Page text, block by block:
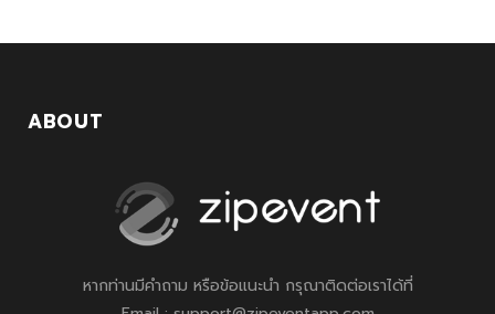
ABOUT
หากท่านมีคำถาม หรือข้อแนะนำ กรุณาติดต่อเราได้ที่